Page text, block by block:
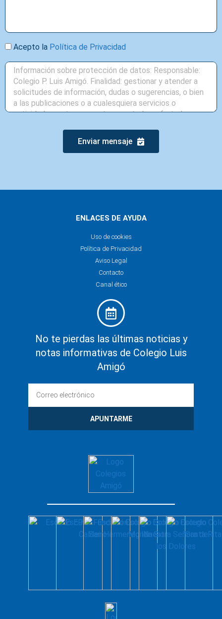
Acepto la Política de Privacidad
Enviar mensaje
ENLACES DE AYUDA
Uso de cookies
Política de Privacidad
Aviso Legal
Contacto
Canal ético
No te pierdas las últimas noticias y
notas informativas de Colegio Luis
Amigó
APUNTARME